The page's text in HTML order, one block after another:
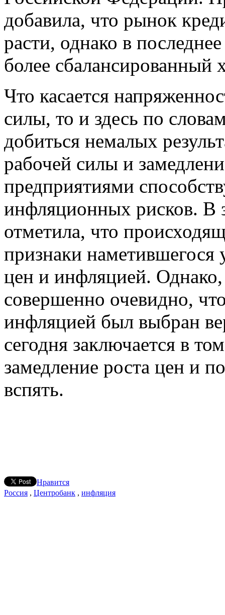
добавила, что рынок
расти, однако в
более сбалансированный
Что касается
силы, то и здесь по
добиться немалых
рабочей силы и
предприятиями
инфляционных рисков. В
отметила, что
признаки наметившегося
цен и инфляцией. Однако,
совершенно очевидно,
инфляцией был выбран
сегодня заключается в
замедление роста цен и
вспять.
Нравится
Россия , Центробанк , инфляция